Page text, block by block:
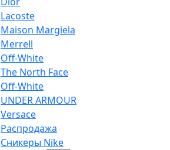
Lacoste
Maison Margiela
Merrell
Off-White
The North Face
Off-White
UNDER ARMOUR
Versace
Распродажа
Сникеры Nike